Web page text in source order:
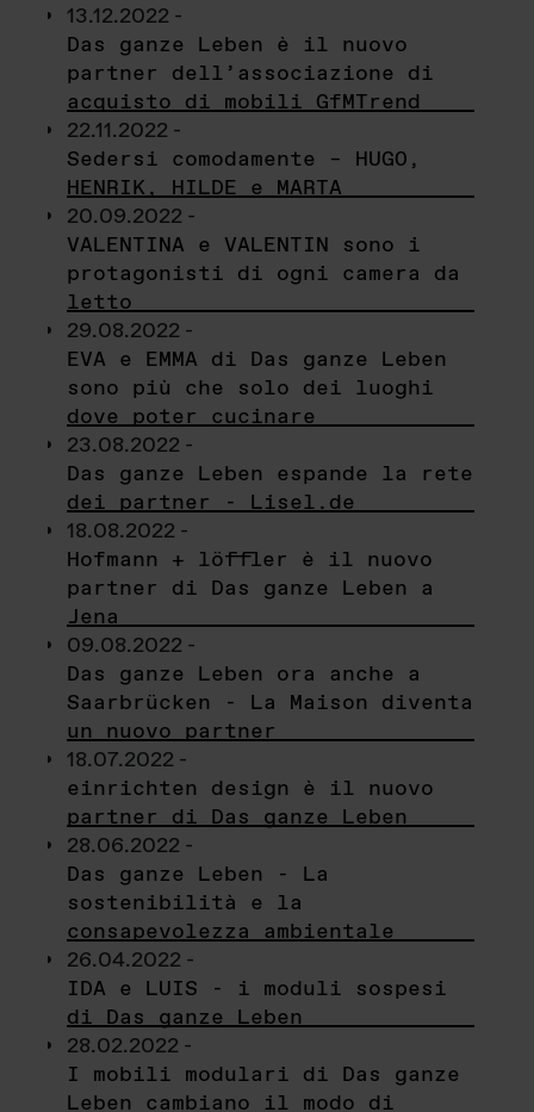
13.12.2022 -
Das ganze Leben è il nuovo
partner dell’associazione di
acquisto di mobili GfMTrend
22.11.2022 -
Sedersi comodamente – HUGO,
HENRIK, HILDE e MARTA
20.09.2022 -
VALENTINA e VALENTIN sono i
protagonisti di ogni camera da
letto
29.08.2022 -
EVA e EMMA di Das ganze Leben
sono più che solo dei luoghi
dove poter cucinare
23.08.2022 -
Das ganze Leben espande la rete
dei partner - Lisel.de
18.08.2022 -
Hofmann + löffler è il nuovo
partner di Das ganze Leben a
Jena
09.08.2022 -
Das ganze Leben ora anche a
Saarbrücken - La Maison diventa
un nuovo partner
18.07.2022 -
einrichten design è il nuovo
partner di Das ganze Leben
28.06.2022 -
Das ganze Leben - La
sostenibilità e la
consapevolezza ambientale
26.04.2022 -
IDA e LUIS - i moduli sospesi
di Das ganze Leben
28.02.2022 -
I mobili modulari di Das ganze
Leben cambiano il modo di